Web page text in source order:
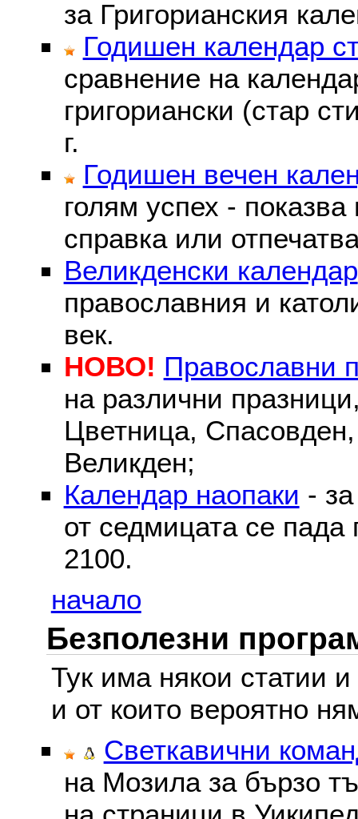
за Григорианския
Годишен календар
сравнение на
григориански (стар
г.
Годишен вечен
голям успех -
справка или
Великденски календар
православния и
век.
НОВО! Православни
на различни
Цветница, Спасовден,
Великден;
Календар наопаки -
от седмицата се пада
2100.
начало
Безполезни
Тук има някои статии
и от които вероятно
Светкавични
на Мозила за бързо